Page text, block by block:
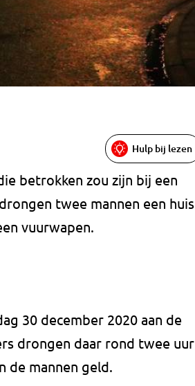
Hulp bij lezen
betrokken zou zijn bij een
twee mannen een huis
vuurwapen.
30 december 2020 aan de
drongen daar rond twee uur
de mannen geld.